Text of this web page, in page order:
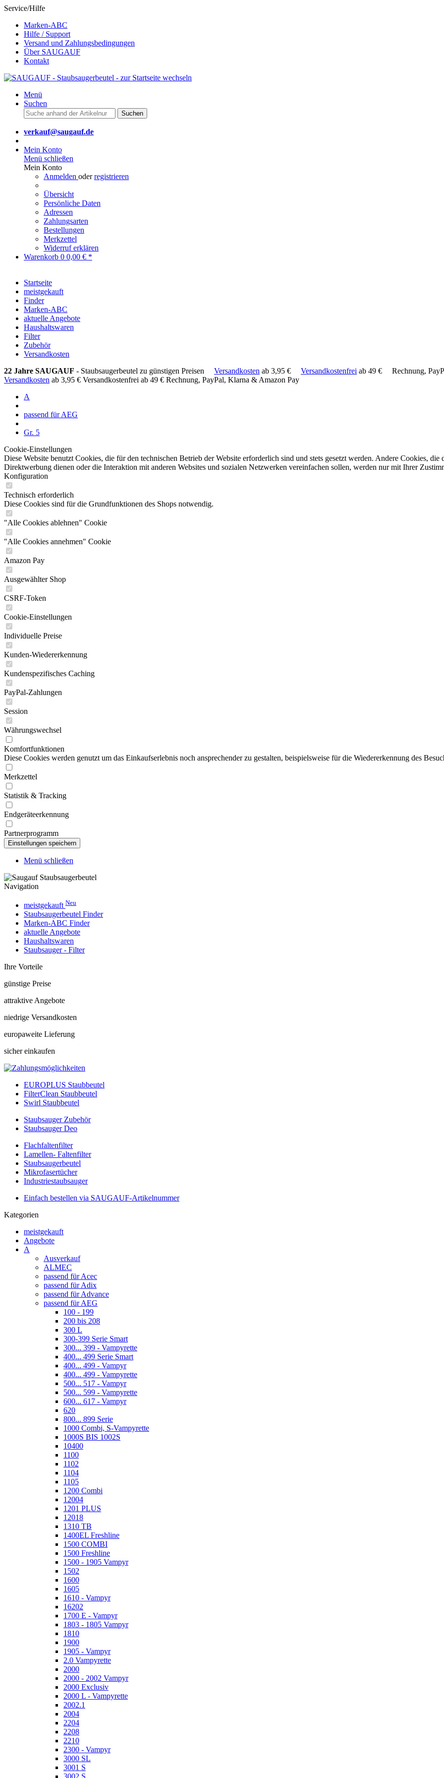
Service/Hilfe
Marken-ABC
Hilfe / Support
Versand und Zahlungsbedingungen
Über SAUGAUF
Kontakt
Menü
Suchen
Suchen
verkauf@saugauf.de
Mein Konto
Menü schließen
Mein Konto
Anmelden oderregistrieren
Übersicht
Persönliche Daten
Adressen
Zahlungsarten
Bestellungen
Merkzettel
Widerruf erklären
Warenkorb 0 0,00 € *
Startseite
meistgekauft
Finder
Marken-ABC
aktuelle Angebote
Haushaltswaren
Filter
Zubehör
Versandkosten
22 Jahre SAUGAUF - Staubsaugerbeutel zu günstigen Preisen Versandkosten ab 3,95 € Versandkostenfrei ab 49 €
Rechnung,
Versandkosten ab 3,95 € Versandkostenfrei ab 49 € Rechnung, PayPal, Klarna & Amazon Pay
A
passend für AEG
Gr. 5
Cookie-Einstellungen
Diese Website benutzt Cookies, die für den technischen Betrieb der Website erforderlich sind und stets gesetzt werden. Andere Cookies,
Direktwerbung dienen oder die Interaktion mit anderen Websites und sozialen Netzwerken vereinfachen sollen, werden nur mit Ihrer
Konfiguration
Technisch erforderlich
Diese Cookies sind für die Grundfunktionen des Shops notwendig.
"Alle Cookies ablehnen" Cookie
"Alle Cookies annehmen" Cookie
Amazon Pay
Ausgewählter Shop
CSRF-Token
Cookie-Einstellungen
Individuelle Preise
Kunden-Wiedererkennung
Kundenspezifisches Caching
PayPal-Zahlungen
Session
Währungswechsel
Komfortfunktionen
Diese Cookies werden genutzt um das Einkaufserlebnis noch ansprechender zu gestalten, beispielsweise für die Wiedererkennung des
Merkzettel
Statistik & Tracking
Endgeräteerkennung
Partnerprogramm
Menü schließen
Navigation
meistgekauft Neu
Staubsaugerbeutel Finder
Marken-ABC Finder
aktuelle Angebote
Haushaltswaren
Staubsauger - Filter
Ihre Vorteile
günstige Preise
attraktive Angebote
niedrige Versandkosten
europaweite Lieferung
sicher einkaufen
EUROPLUS Staubbeutel
FilterClean Staubbeutel
Swirl Staubbeutel
Staubsauger Zubehör
Staubsauger Deo
Flachfaltenfilter
Lamellen- Faltenfilter
Staubsaugerbeutel
Mikrofasertücher
Industriestaubsauger
Einfach bestellen via SAUGAUF-Artikelnummer
Kategorien
meistgekauft
Angebote
A
Ausverkauf
ALMEC
passend für Acec
passend für Adix
passend für Advance
passend für AEG
100 - 199
200 bis 208
300 L
300-399 Serie Smart
300... 399 - Vampyrette
400... 499 Serie Smart
400... 499 - Vampyr
400... 499 - Vampyrette
500... 517 - Vampyr
500... 599 - Vampyrette
600... 617 - Vampyr
620
800... 899 Serie
1000 Combi, S-Vampyrette
1000S BIS 1002S
10400
1100
1102
1104
1105
1200 Combi
12004
1201 PLUS
12018
1310 TB
1400EL Freshline
1500 COMBI
1500 Freshline
1500 - 1905 Vampyr
1502
1600
1605
1610 - Vampyr
16202
1700 E - Vampyr
1803 - 1805 Vampyr
1810
1900
1905 - Vampyr
2.0 Vampyrette
2000
2000 - 2002 Vampyr
2000 Exclusiv
2000 L - Vampyrette
2002.1
2004
2204
2208
2210
2300 - Vampyr
3000 SL
3001 S